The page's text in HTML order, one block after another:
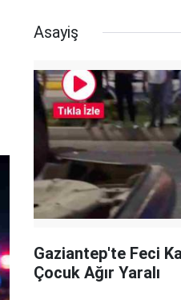
Asayiş
Gaziantep'te Feci
Çocuk Ağır Yaralı